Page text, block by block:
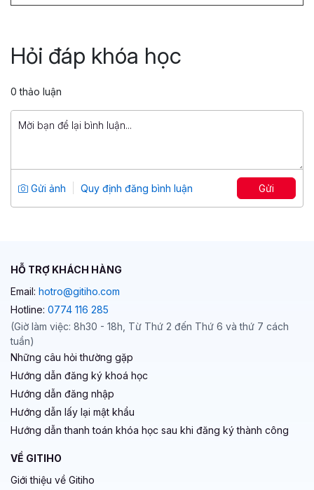
Tổng số 2 giờ
14 bài giảng
4.83
23
Hỏi đáp khóa học
0 thảo luận
Gửi ảnh Quy định đăng bình luận Gửi
HỖ TRỢ KHÁCH HÀNG
Email: hotro@gitiho.com
Hotline: 0774 116 285
(Giờ làm việc: 8h30 - 18h, Từ Thứ 2 đến Thứ 6 và thứ 7 cách
tuần)
Những câu hỏi thường gặp
Hướng dẫn đăng ký khoá học
Hướng dẫn đăng nhập
Hướng dẫn lấy lại mật khẩu
Hướng dẫn thanh toán khóa học sau khi đăng ký thành công
VỀ GITIHO
Giới thiệu về Gitiho